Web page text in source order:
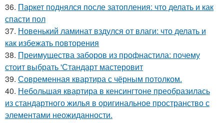
36. Паркет поднялся после затопления: что делать и как
спасти пол
37. Новенький ламинат вздулся от влаги: что делать и
как избежать повторения
38. Преимущества заборов из профнастила: почему
стоит выбрать 'Стандарт мастеровит
39. Современная квартира с чёрным потолком.
40. Небольшая квартира в кенсингтоне преобразилась
из стандартного жилья в оригинальное пространство с
элементами неожиданности.